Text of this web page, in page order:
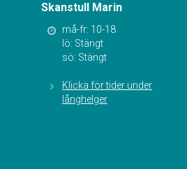
Skanstull Marin
må-fr: 10-18
lö: Stängt
sö: Stängt
Klicka för tider under
långhelger